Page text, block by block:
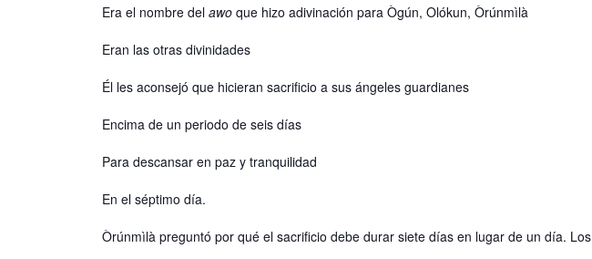
Era el nombre del awo que hizo adivinación para Ògún, Olókun, Òrúnmìlà
Eran las otras divinidades
Él les aconsejó que hicieran sacrificio a sus ángeles guardianes
Encima de un periodo de seis días
Para descansar en paz y tranquilidad
En el séptimo día.
Òrúnmìlà preguntó por qué el sacrificio debe durar siete días en lugar de un día. Los